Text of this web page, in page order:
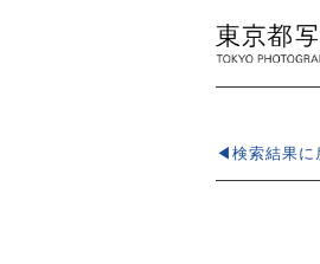
◀検索結果